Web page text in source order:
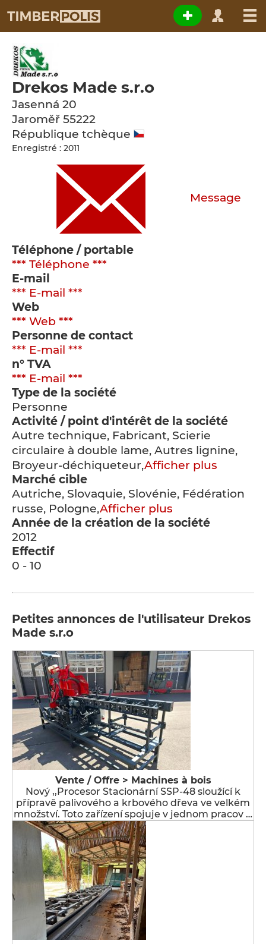
Drekos Made s.r.o
Jasenná 20
Jaroměř 55222
République tchèque
Enregistré : 2011
Message
Téléphone / portable
*** Téléphone ***
E-mail
*** E-mail ***
Web
*** Web ***
Personne de contact
*** E-mail ***
n° TVA
*** E-mail ***
Type de la société
Personne
Activité / point d'intérêt de la société
Autre technique, Fabricant, Scierie
circulaire à double lame, Autres lignine,
Broyeur-déchiqueteur,Afficher plus
Marché cible
Autriche, Slovaquie, Slovénie, Fédération
russe, Pologne,Afficher plus
Année de la création de la société
2012
Effectif
0 - 10
Petites annonces de l'utilisateur Drekos
Made s.r.o
Vente / Offre > Machines à bois
Nový ,,Procesor Stacionární SSP-48 sloužící k
přípravě palivového a krbového dřeva ve velkém
množství. Toto zařízení spojuje v jednom pracov …